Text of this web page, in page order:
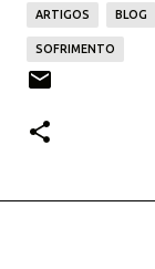
ARTIGOS BLOG
SOFRIMENTO